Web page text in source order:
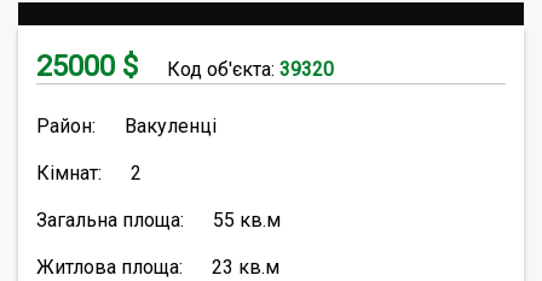
25000 $ Код об'єкта: 39320
Район: Вакуленці
Кімнат: 2
Загальна площа: 55 кв.м
Житлова площа: 23 кв.м